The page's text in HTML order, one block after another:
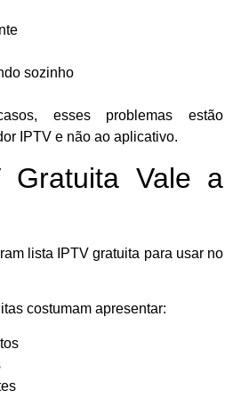
sozinho
esses problemas estão
IPTV e não ao aplicativo.
Gratuita Vale a
lista IPTV gratuita para usar no
costumam apresentar: